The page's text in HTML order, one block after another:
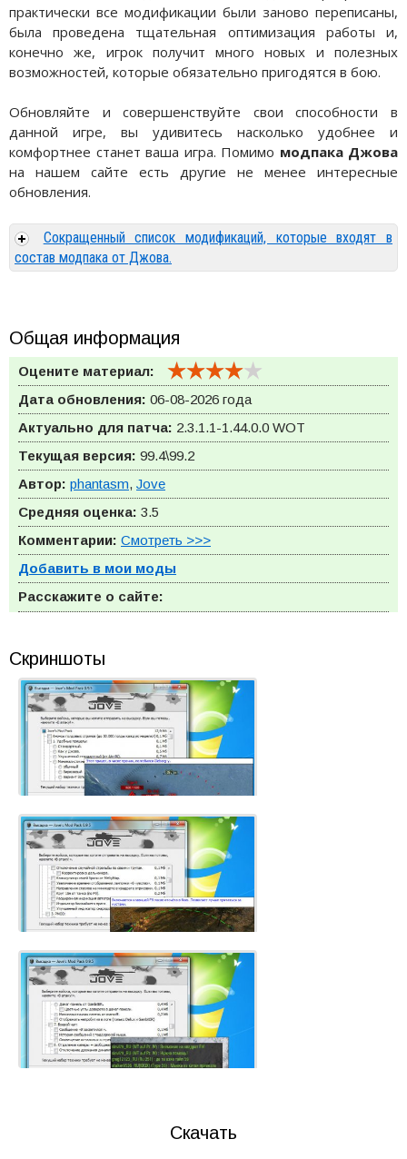
практически все модификации были заново переписаны,
была проведена тщательная оптимизация работы и,
конечно же, игрок получит много новых и полезных
возможностей, которые обязательно пригодятся в бою.
Обновляйте и совершенствуйте свои способности в
данной игре, вы удивитесь насколько удобнее и
комфортнее станет ваша игра. Помимо модпака Джова
на нашем сайте есть другие не менее интересные
обновления.
Сокращенный список модификаций, которые входят в
состав модпака от Джова.
Общая информация
Оцените материал:
Дата обновления: 06-08-2026 года
Актуально для патча: 2.3.1.1-1.44.0.0 WOT
Текущая версия: 99.4\99.2
Автор: phantasm, Jove
Средняя оценка: 3.5
Комментарии: Смотреть >>>
Добавить в мои моды
Расскажите о сайте:
Скриншоты
Скачать